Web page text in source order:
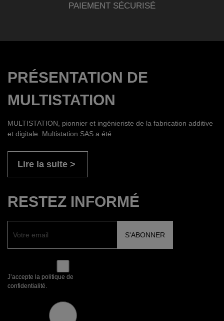
PAIEMENT SÉCURISÉ
PRÉSENTATION DE
MULTISTATION
MULTISTATION, pionnier et ingénieriste de la fabrication additive
et digitale. Multistation SAS a été
Lire la suite
RESTEZ INFORMÉ
J’accepte la politique de
confidentialité.